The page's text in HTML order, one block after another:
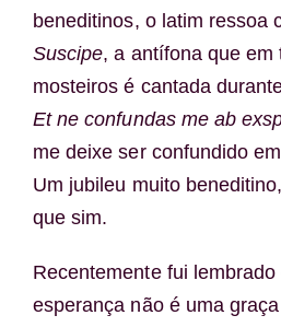
beneditinos, o latim ressoa
Suscipe, a antífona que em
mosteiros é cantada
Et ne confundas me ab
me deixe ser confundido
Um jubileu muito
que sim.
Recentemente fui
esperança não é uma